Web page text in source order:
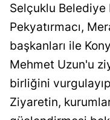
Selçuklu Belediye
Pekyatırmacı,
başkanları ile
Mehmet Uzun'u
birliğini
Ziyaretin,